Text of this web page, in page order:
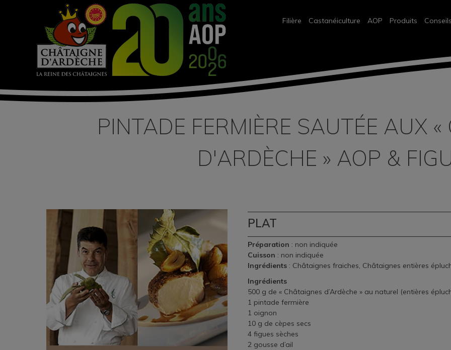
Filière Castanéiculture AOP Produits
PINTADE FERMIÈRE SAUTÉE AUX
D'ARDÈCHE » AOP &
PLAT
Préparation : non indiquée
Cuisson : non indiquée
Ingrédients: Châtaignes fraiches, Châtaignes entières
Ingrédients
500 g de « Châtaignes d’Ardèche » au naturel (entières
1 pintade fermière
1 oignon
10 g de cèpes secs
4 figues sèches
2 gousse d’ail